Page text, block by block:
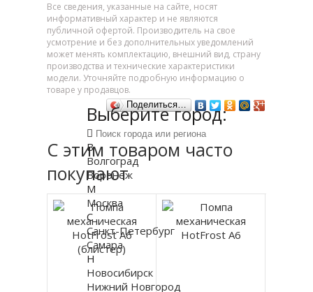
Все сведения, указанные на сайте, носят
информативный характер и не являются
публичной офертой. Производитель на свое
усмотрение и без дополнительных уведомлений
может менять комплектацию, внешний вид, страну
производства и технические характеристики
модели. Уточняйте подробную информацию о
товаре у продавцов.
Поделиться…
С этим товаром часто
покупают
Выберите город:
В
Волгоград
Воронеж
М
Москва
С
Санкт-Петербург
Самара
Н
Новосибирск
Нижний Новгород